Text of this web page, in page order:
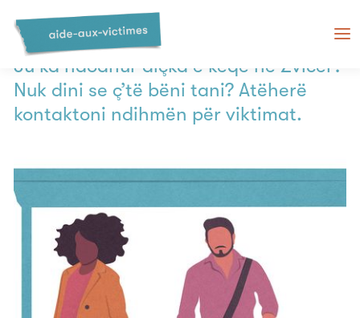
Ndihma për viktimat në Zvicër
Ju ka ndodhur diçka e keqe në Zvicër?
Nuk dini se ç’të bëni tani? Atëherë
kontaktoni ndihmën për viktimat.